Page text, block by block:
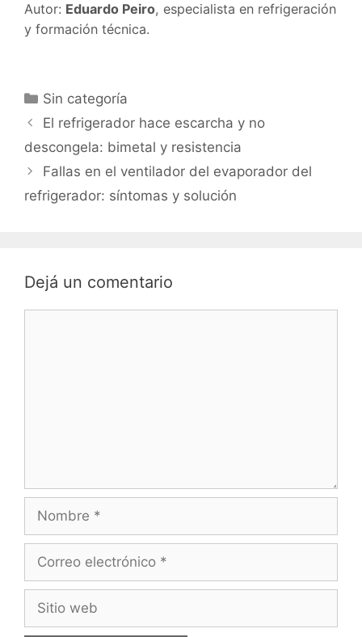
Autor: Eduardo Peiro, especialista en refrigeración
y formación técnica.
Categorías
Sin categoría
El refrigerador hace escarcha y no
descongela: bimetal y resistencia
Fallas en el ventilador del evaporador del
refrigerador: síntomas y solución
Dejá un comentario
Nombre
Correo
Sitio